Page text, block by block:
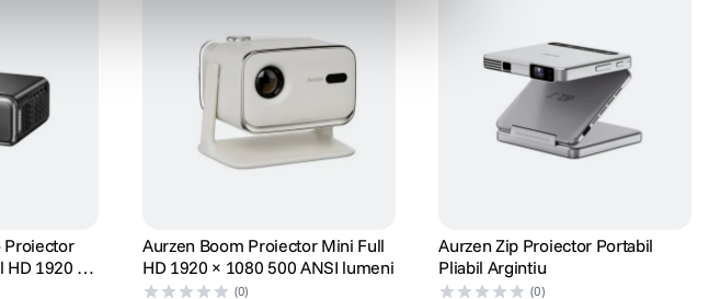
de filme, lansarea aplicatiilor si controlul redarii sunt rapide si convenabile. Chromecast-ul incorporat
videoclipurilor sau prezentarilor.
Proiector
HD 1920 ×
Aurzen Boom Proiector Mini Full
HD 1920 × 1080 500 ANSI lumeni
(0)
Aurzen Zip Proiector Portabil
Pliabil Argintiu
(0)